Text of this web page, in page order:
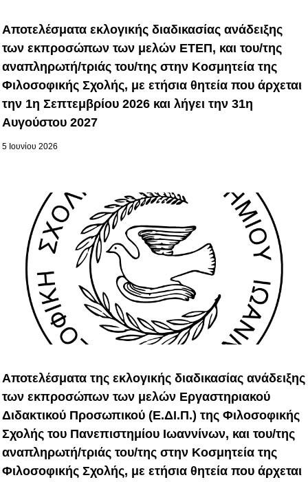
Αποτελέσματα εκλογικής διαδικασίας ανάδειξης
των εκπροσώπων των μελών ΕΤΕΠ, και του/της
αναπληρωτή/τριάς του/της στην Κοσμητεία της
Φιλοσοφικής Σχολής, με ετήσια θητεία που άρχεται
την 1η Σεπτεμβρίου 2026 και λήγει την 31η
Αυγούστου 2027
5 Ιουνίου 2026
Αποτελέσματα της εκλογικής διαδικασίας ανάδειξης
των εκπροσώπων των μελών Εργαστηριακού
Διδακτικού Προσωπικού (Ε.ΔΙ.Π.) της Φιλοσοφικής
Σχολής του Πανεπιστημίου Ιωαννίνων, και του/της
αναπληρωτή/τριάς του/της στην Κοσμητεία της
Φιλοσοφικής Σχολής, με ετήσια θητεία που άρχεται